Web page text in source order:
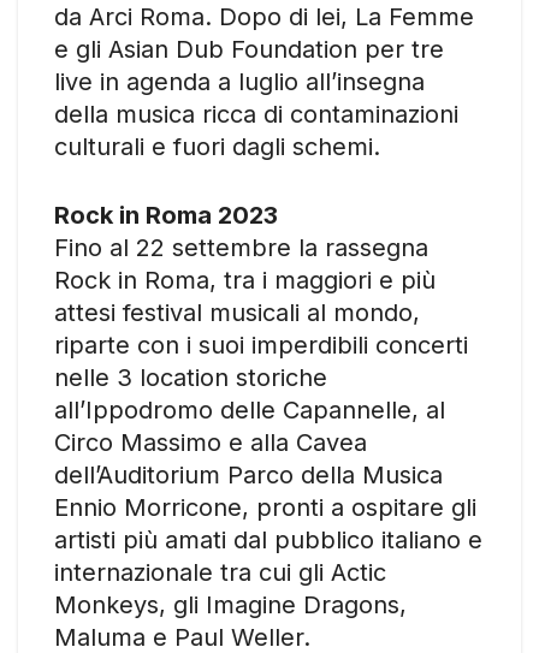
da Arci Roma. Dopo di lei, La Femme
e gli Asian Dub Foundation per tre
live in agenda a luglio all’insegna
della musica ricca di contaminazioni
culturali e fuori dagli schemi.
Rock in Roma 2023
Fino al 22 settembre la rassegna
Rock in Roma, tra i maggiori e più
attesi festival musicali al mondo,
riparte con i suoi imperdibili concerti
nelle 3 location storiche
all’Ippodromo delle Capannelle, al
Circo Massimo e alla Cavea
dell’Auditorium Parco della Musica
Ennio Morricone, pronti a ospitare gli
artisti più amati dal pubblico italiano e
internazionale tra cui gli Actic
Monkeys, gli Imagine Dragons,
Maluma e Paul Weller.